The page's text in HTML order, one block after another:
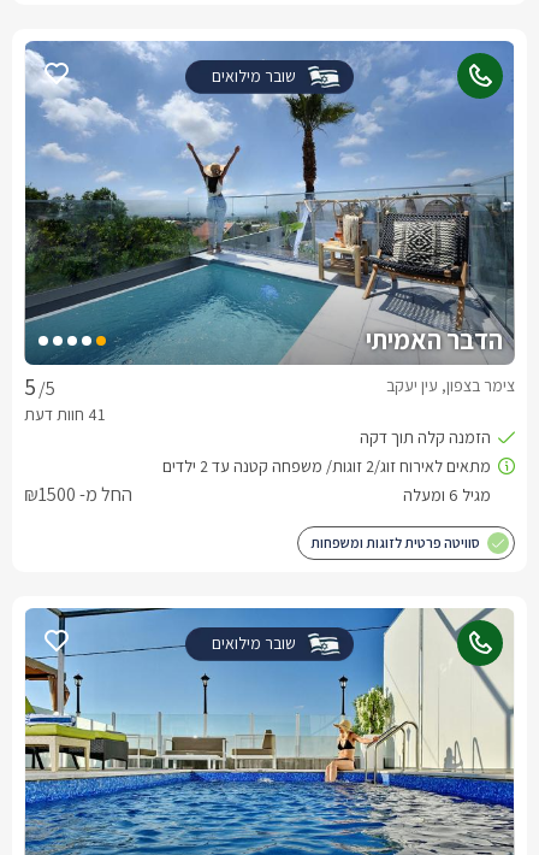
שובר מילואים
הדבר האמיתי
/5 צימר בצפון, עין יעקב
החל מ- ₪1500
סוויטה פרטית לזוגות ומשפחות
שובר מילואים